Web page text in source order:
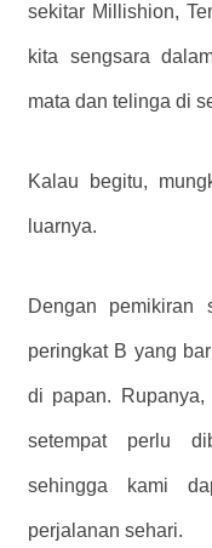
sekitar Millishion,
kita sengsara
mata dan telinga di
Kalau begitu,
luarnya.
Dengan pemikiran
peringkat B yang
di papan.
setempat perlu
sehingga kami
perjalanan sehari.